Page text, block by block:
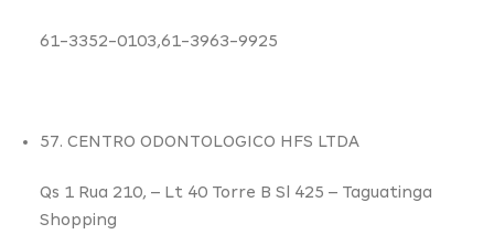
61-3352-0103,61-3963-9925
57. CENTRO ODONTOLOGICO HFS LTDA
Qs 1 Rua 210, – Lt 40 Torre B Sl 425 – Taguatinga
Shopping